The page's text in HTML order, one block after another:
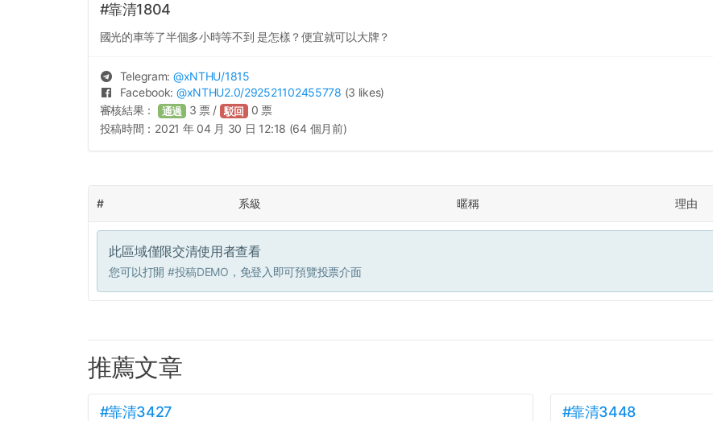
#靠清1804
國光的車等了半個多小時等不到 是怎樣？便宜就可以大牌？
Telegram: @xNTHU/1815
Facebook: @xNTHU2.0/292521102455778 (3 likes)
審核結果： 通過 3 票 / 駁回 0 票
投稿時間： 2021 年 04 月 30 日 12:18 (64 個月前)
# 系級 暱稱 理由
此區域僅限交清使用者查看
您可以打開 #投稿DEMO ，免登入即可預覽投票介面
推薦文章
#靠清3427 #靠清3448